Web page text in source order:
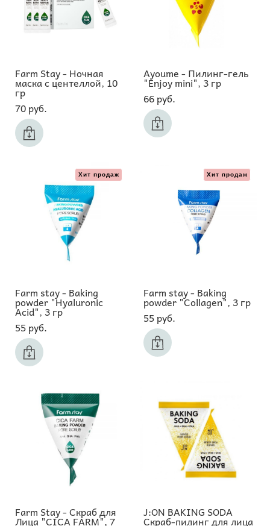
Farm Stay - Ночная
маска с центеллой, 10
гр
70 pуб.
Ayoume - Пилинг-гель
"Enjoy mini", 3 гр
66 pуб.
Хит продаж
Farm stay - Baking
powder "Hyaluronic
Acid", 3 гр
55 pуб.
Хит продаж
Farm stay - Baking
powder "Collagen", 3 гр
55 pуб.
Farm Stay - Скраб для
Лица "CICA FARM", 7
J:ON BAKING SODA
Скраб-пилинг для лица